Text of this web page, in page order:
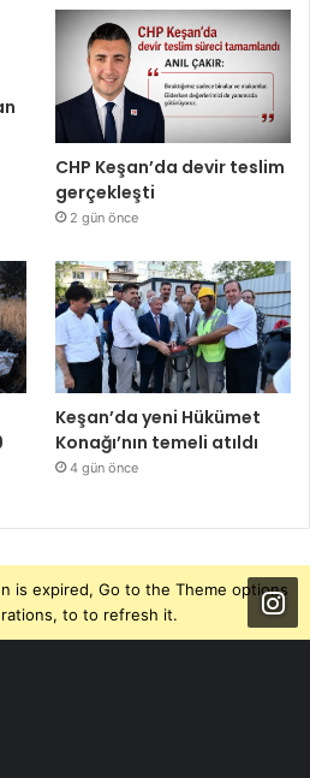
CHP Keşan’da devir teslim
gerçekleşti
2 gün önce
Keşan’da yeni Hükümet
Konağı’nın temeli atıldı
4 gün önce
is expired, Go to the Theme options
to to refresh it.